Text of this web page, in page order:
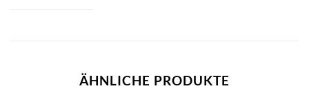
ÄHNLICHE PRODUKTE